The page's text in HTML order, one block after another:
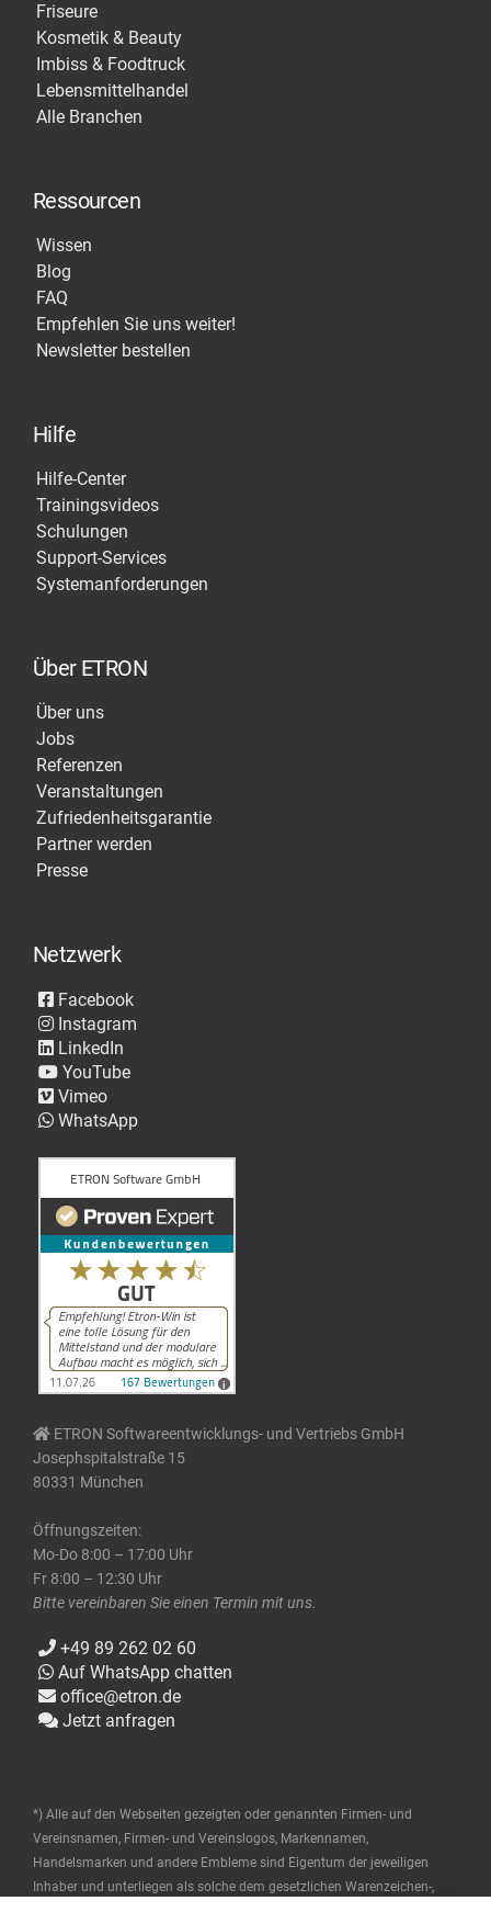
Friseure
Kosmetik & Beauty
Imbiss & Foodtruck
Lebensmittelhandel
Alle Branchen
Ressourcen
Wissen
Blog
FAQ
Empfehlen Sie uns weiter!
Newsletter bestellen
Hilfe
Hilfe-Center
Trainingsvideos
Schulungen
Support-Services
Systemanforderungen
Über ETRON
Über uns
Jobs
Referenzen
Veranstaltungen
Zufriedenheitsgarantie
Partner werden
Presse
Netzwerk
Facebook
Instagram
LinkedIn
YouTube
Vimeo
WhatsApp
ETRON Softwareentwicklungs- und Vertriebs GmbH
Josephspitalstraße 15
80331 München
Öffnungszeiten:
Mo-Do 8:00 – 17:00 Uhr
Fr 8:00 – 12:30 Uhr
Bitte vereinbaren Sie einen Termin mit uns.
+49 89 262 02 60
Auf WhatsApp chatten
office@etron.de
Jetzt anfragen
*) Alle auf den Webseiten gezeigten oder genannten Firmen- und
Vereinsnamen, Firmen- und Vereinslogos, Markennamen,
Handelsmarken und andere Embleme sind Eigentum der jeweiligen
Inhaber und unterliegen als solche dem gesetzlichen Warenzeichen-,